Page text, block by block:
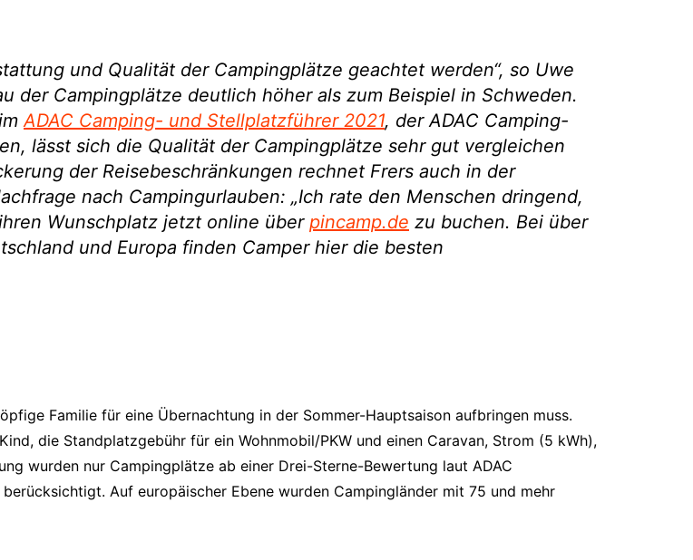
und Qualität der Campingplätze geachtet werden“, so Uwe
der Campingplätze deutlich höher als zum Beispiel in Schweden.
ADAC Camping- und Stellplatzführer 2021, der ADAC Camping-
lässt sich die Qualität der Campingplätze sehr gut vergleichen
der Reisebeschränkungen rechnet Frers auch in der
nach Campingurlauben: „Ich rate den Menschen dringend,
Wunschplatz jetzt online über pincamp.de zu buchen. Bei über
und Europa finden Camper hier die besten
Familie für eine Übernachtung in der Sommer-Hauptsaison aufbringen muss.
die Standplatzgebühr für ein Wohnmobil/PKW und einen Caravan, Strom (5 kWh),
wurden nur Campingplätze ab einer Drei-Sterne-Bewertung laut ADAC
Auf europäischer Ebene wurden Campingländer mit 75 und mehr